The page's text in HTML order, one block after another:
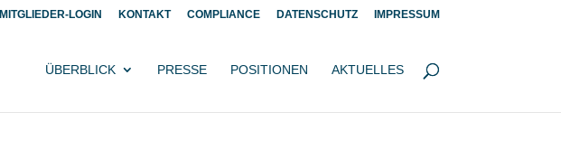
MITGLIEDER-LOGIN KONTAKT COMPLIANCE DATENSCHUTZ IMPRESSUM
ÜBERBLICK PRESSE POSITIONEN AKTUELLES